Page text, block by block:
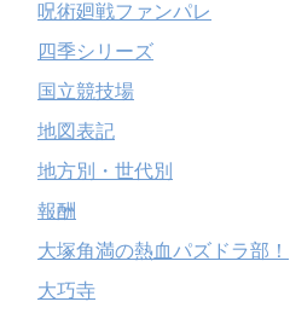
呪術廻戦ファンパレ
四季シリーズ
国立競技場
地図表記
地方別・世代別
報酬
大塚角満の熱血パズドラ部！
大巧寺